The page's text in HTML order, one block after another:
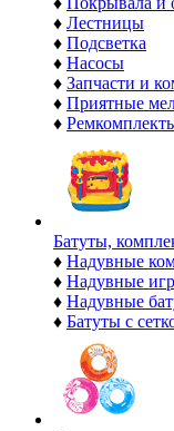
♦ Лестницы
♦ Подсветка
♦ Насосы
♦ Запчасти и
♦ Приятные
♦
Батуты,
♦ Надувные
♦ Надувные
♦ Надувные
♦ Батуты с